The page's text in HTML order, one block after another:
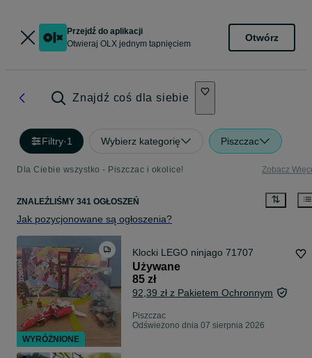
Przejdź do aplikacji
Otwieraj OLX jednym tapnięciem
Otwórz
Znajdź coś dla siebie
Filtry·1 Wybierz kategorię Piszczac
Dla Ciebie wszystko - Piszczac i okolice! Zobacz
ZNALEŹLIŚMY 341 OGŁOSZEŃ
Jak pozycjonowane są ogłoszenia?
Klocki LEGO ninjago 71707
Używane
85 zł
92,39 zł z Pakietem Ochronnym
Piszczac
Odświeżono dnia 07 sierpnia 2026
WYRÓŻNIONE